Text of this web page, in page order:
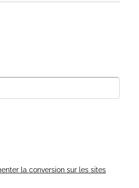
la conversion sur les sites